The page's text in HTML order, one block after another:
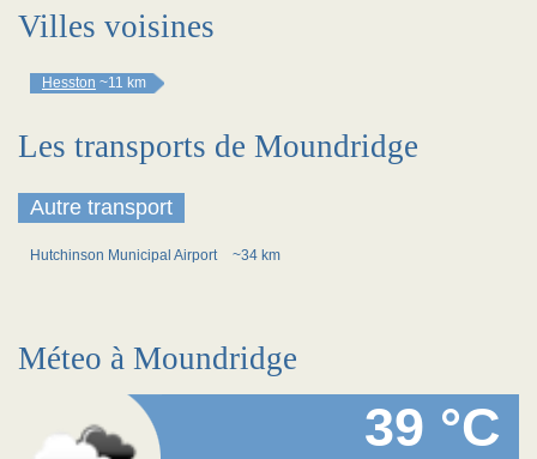
Villes voisines
Hesston ~11 km
Les transports de Moundridge
Autre transport
Hutchinson Municipal Airport ~34 km
Méteo à Moundridge
39 °C